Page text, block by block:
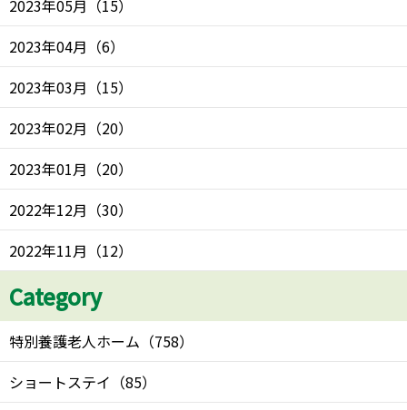
2023年05月 （15）
2023年04月 （6）
2023年03月 （15）
2023年02月 （20）
2023年01月 （20）
2022年12月 （30）
2022年11月 （12）
Category
特別養護老人ホーム （758）
ショートステイ （85）